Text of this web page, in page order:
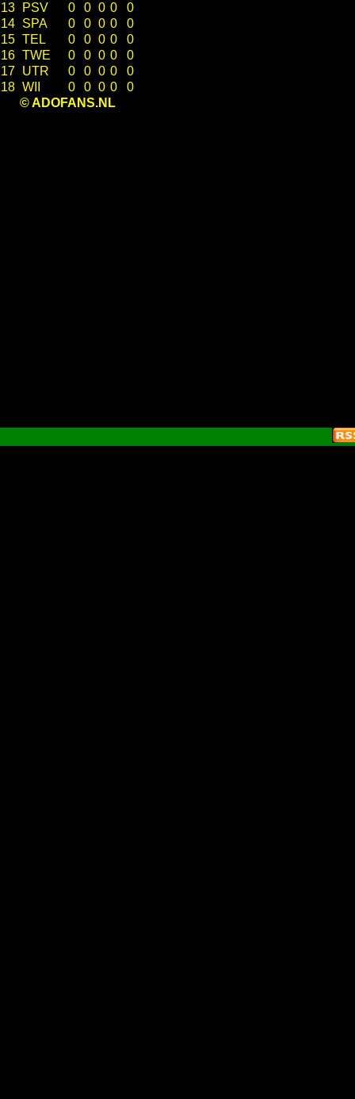
13
PSV 0 0 0 0
0
14 SPA 0 0 0 0
0
15 TEL 0 0 0 0
0
16 TWE 0 0 0 0
0
17 UTR 0 0 0 0
0
18 WII 0 0 0 0
0
© ADOFANS.NL